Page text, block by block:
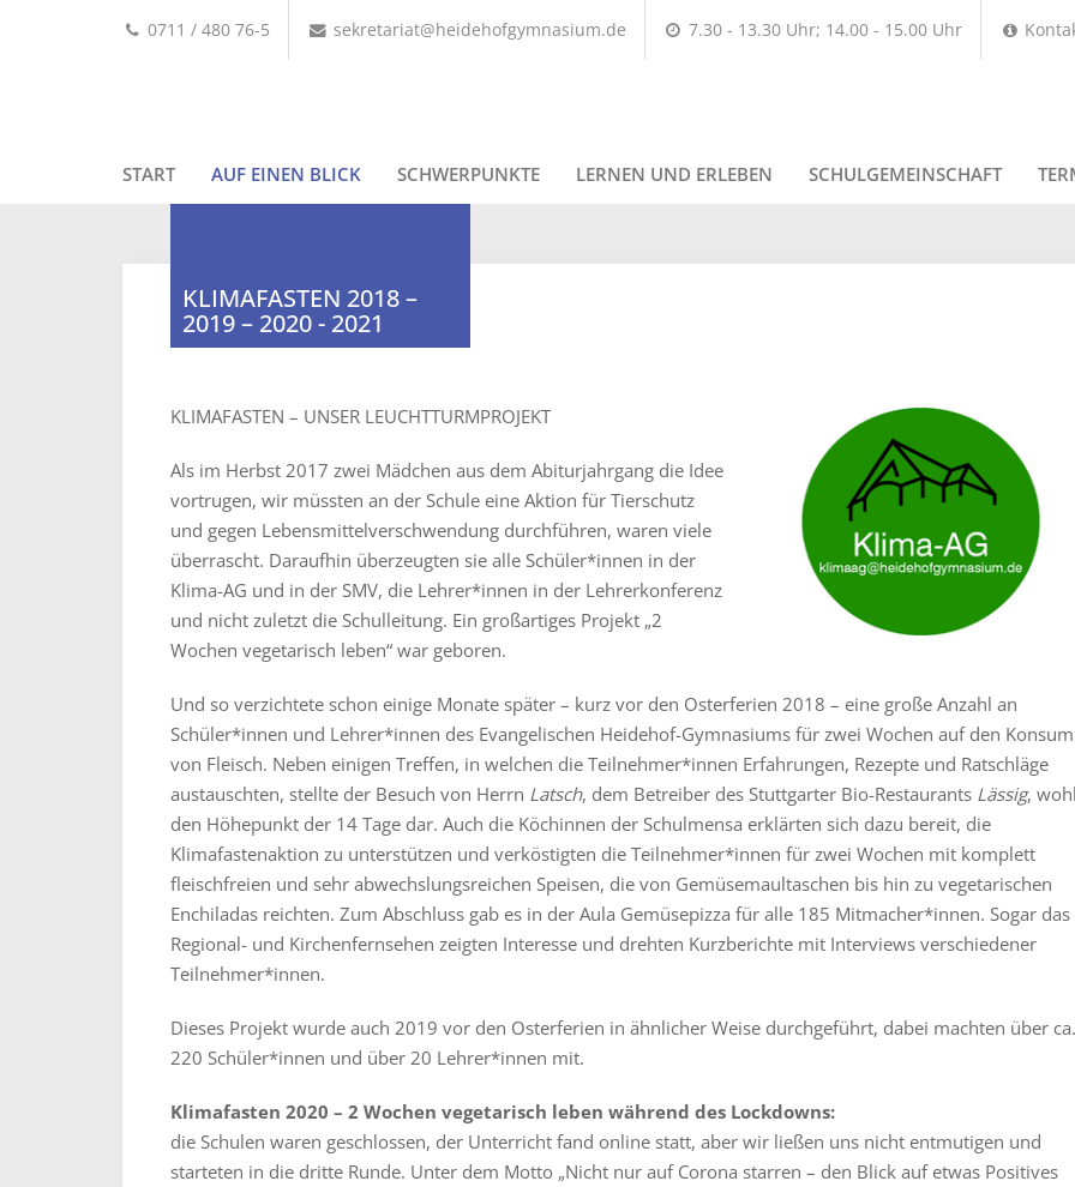
0711 / 480 76-5 sekretariat@heidehofgymnasium.de 7.30 - 13.30 Uhr; 14.00 - 15.00 Uhr
START AUF EINEN BLICK SCHWERPUNKTE LERNEN UND ERLEBEN SCHULGEMEINSCHAFT
KLIMAFASTEN 2018 –
2019 – 2020 - 2021
KLIMAFASTEN – UNSER LEUCHTTURMPROJEKT
Als im Herbst 2017 zwei Mädchen aus dem Abiturjahrgang die Idee
vortrugen, wir müssten an der Schule eine Aktion für Tierschutz
und gegen Lebensmittelverschwendung durchführen, waren viele
überrascht. Daraufhin überzeugten sie alle Schüler*innen in der
Klima-AG und in der SMV, die Lehrer*innen in der Lehrerkonferenz
und nicht zuletzt die Schulleitung. Ein großartiges Projekt „2
Wochen vegetarisch leben“ war geboren.
Und so verzichtete schon einige Monate später – kurz vor den Osterferien 2018 – eine große Anzahl an
Schüler*innen und Lehrer*innen des Evangelischen Heidehof-Gymnasiums für zwei Wochen auf den Konsum
von Fleisch. Neben einigen Treffen, in welchen die Teilnehmer*innen Erfahrungen, Rezepte und Ratschläge
austauschten, stellte der Besuch von Herrn Latsch, dem Betreiber des Stuttgarter Bio-Restaurants Lässig,
den Höhepunkt der 14 Tage dar. Auch die Köchinnen der Schulmensa erklärten sich dazu bereit, die
Klimafastenaktion zu unterstützen und verköstigten die Teilnehmer*innen für zwei Wochen mit komplett
fleischfreien und sehr abwechslungsreichen Speisen, die von Gemüsemaultaschen bis hin zu vegetarischen
Enchiladas reichten. Zum Abschluss gab es in der Aula Gemüsepizza für alle 185 Mitmacher*innen. Sogar das
Regional- und Kirchenfernsehen zeigten Interesse und drehten Kurzberichte mit Interviews verschiedener
Teilnehmer*innen.
Dieses Projekt wurde auch 2019 vor den Osterferien in ähnlicher Weise durchgeführt, dabei machten über ca.
220 Schüler*innen und über 20 Lehrer*innen mit.
Klimafasten 2020 – 2 Wochen vegetarisch leben während des Lockdowns:
die Schulen waren geschlossen, der Unterricht fand online statt, aber wir ließen uns nicht entmutigen und
starteten in die dritte Runde. Unter dem Motto „Nicht nur auf Corona starren – den Blick auf etwas Positives